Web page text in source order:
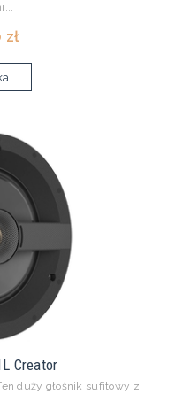
Creator
duży głośnik sufitowy z